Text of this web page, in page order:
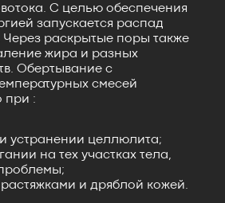
С целью обеспечения
запускается распад
Через раскрытые поры также
жира и разных
Обертывание с
смесей
при :
устранении целлюлита;
на тех участках тела,
и дряблой кожей.